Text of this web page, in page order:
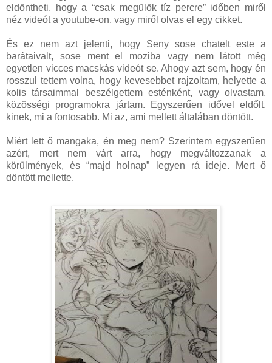
eldöntheti, hogy a “csak megülök tíz percre” időben miről
néz videót a youtube-on, vagy miről olvas el egy cikket.
És ez nem azt jelenti, hogy Seny sose chatelt este a
barátaivalt, sose ment el moziba vagy nem látott még
egyetlen vicces macskás videót se. Ahogy azt sem, hogy én
rosszul tettem volna, hogy kevesebbet rajzoltam, helyette a
kolis társaimmal beszélgettem esténként, vagy olvastam,
közösségi programokra jártam. Egyszerűen idővel eldőlt,
kinek, mi a fontosabb. Mi az, ami mellett általában döntött.
Miért lett ő mangaka, én meg nem? Szerintem egyszerűen
azért, mert nem várt arra, hogy megváltozzanak a
körülmények, és “majd holnap” legyen rá ideje. Mert ő
döntött mellette.